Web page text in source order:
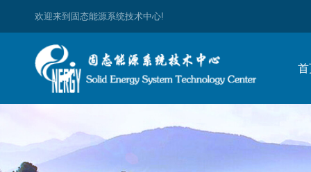
欢迎来到固态能源系统技术中心!
首